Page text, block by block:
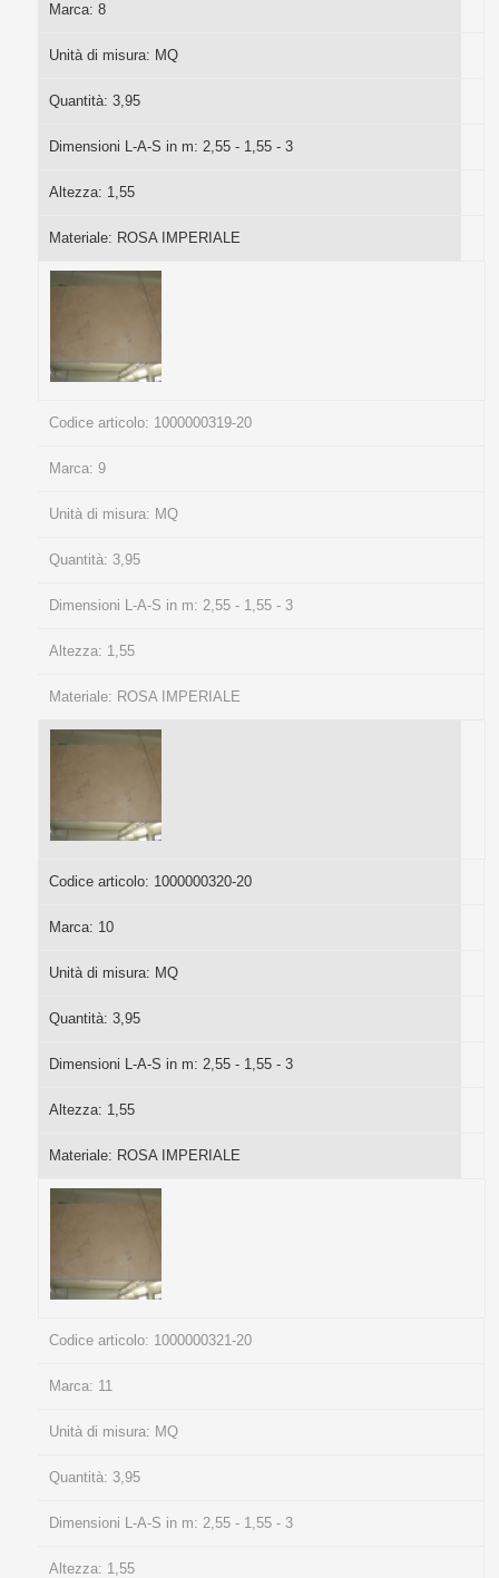
Marca: 8
Unità di misura: MQ
Quantità: 3,95
Dimensioni L-A-S in m: 2,55 - 1,55 - 3
Altezza: 1,55
Materiale: ROSA IMPERIALE
Codice articolo: 1000000319-20
Marca: 9
Unità di misura: MQ
Quantità: 3,95
Dimensioni L-A-S in m: 2,55 - 1,55 - 3
Altezza: 1,55
Materiale: ROSA IMPERIALE
Codice articolo: 1000000320-20
Marca: 10
Unità di misura: MQ
Quantità: 3,95
Dimensioni L-A-S in m: 2,55 - 1,55 - 3
Altezza: 1,55
Materiale: ROSA IMPERIALE
Codice articolo: 1000000321-20
Marca: 11
Unità di misura: MQ
Quantità: 3,95
Dimensioni L-A-S in m: 2,55 - 1,55 - 3
Altezza: 1,55